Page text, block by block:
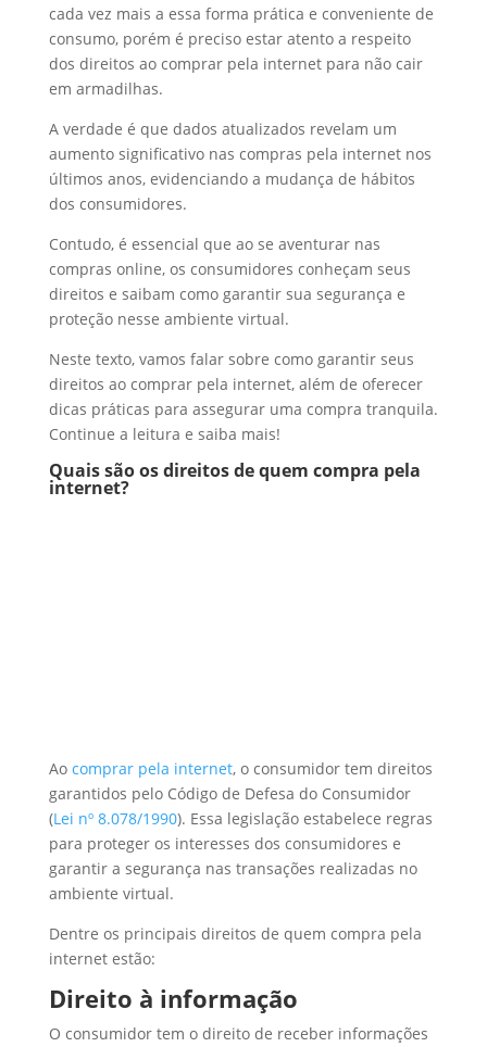
n
o
k
s
A
p
p
r
e
cada vez mais a essa forma prática e conveniente de
consumo, porém é preciso estar atento a respeito
dos direitos ao comprar pela internet para não cair
em armadilhas.
A verdade é que dados atualizados revelam um
aumento significativo nas compras pela internet nos
últimos anos, evidenciando a mudança de hábitos
dos consumidores.
Contudo, é essencial que ao se aventurar nas
compras online, os consumidores conheçam seus
direitos e saibam como garantir sua segurança e
proteção nesse ambiente virtual.
Neste texto, vamos falar sobre como garantir seus
direitos ao comprar pela internet, além de oferecer
dicas práticas para assegurar uma compra tranquila.
Continue a leitura e saiba mais!
Quais são os direitos de quem compra pela
internet?
Ao comprar pela internet, o consumidor tem direitos
garantidos pelo Código de Defesa do Consumidor
(Lei nº 8.078/1990). Essa legislação estabelece regras
para proteger os interesses dos consumidores e
garantir a segurança nas transações realizadas no
ambiente virtual.
Dentre os principais direitos de quem compra pela
internet estão:
Direito à informação
O consumidor tem o direito de receber informações